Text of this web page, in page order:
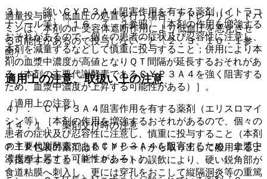
過量投与時、低血圧の処置を行う場合、アドレナリン、ドパ
ミンは、本剤のα−受容体遮断作用により低血圧を悪化させ
る可能性があるので投与しないこと〔２．３、１０．１参
照〕。
適用上の注意、取扱い上の注意
（適用上の注意）
１４．１． 薬剤交付時の注意
ＰＴＰ包装の薬剤はＰＴＰシートから取り出して服用するよ
う指導すること（ＰＴＰシートの誤飲により、硬い鋭角部が
食道粘膜へ刺入し、更には穿孔をおこして縦隔洞炎等の重篤
３）． 強いＣＹＰ３Ａ４阻害作用を有する薬剤（イトラコ
ナゾール等）〔１６．７．２参照〕［本剤の作用を増強する
おそれがあるので、個々の患者の症状及び忍容性に注意し、
本剤を減量するなどして慎重に投与すること；併用により本
剤の血漿中濃度が高値となりＱＴ間隔が延長するおそれがあ
る（本剤の主要代謝酵素であるＣＹＰ３Ａ４を強く阻害する
ため、血漿中濃度が上昇する可能性がある）］。
４）． ＣＹＰ３Ａ４阻害作用を有する薬剤（エリスロマイ
シン等）［本剤の作用を増強するおそれがあるので、個々の
患者の症状及び忍容性に注意し、慎重に投与すること（本剤
の主要代謝酵素であるＣＹＰ３Ａ４を阻害するため、血漿中
濃度が上昇する可能性がある）］。